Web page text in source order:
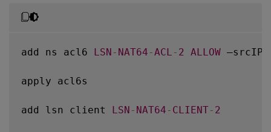
add ns acl6 LSN - NAT64 -ACL - 2 ALLOW
apply acl6s
add lsn client LSN - NAT64 - CLIENT- 2